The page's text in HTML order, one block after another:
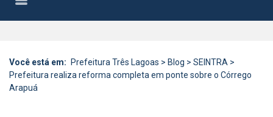
Você está em: Prefeitura Três Lagoas > Blog > SEINTRA >
Prefeitura realiza reforma completa em ponte sobre o Córrego
Arapuá